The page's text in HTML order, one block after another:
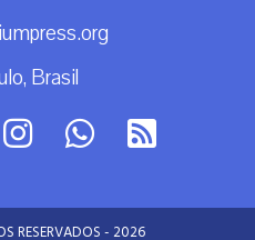
Brasil
RESERVADOS - 2026